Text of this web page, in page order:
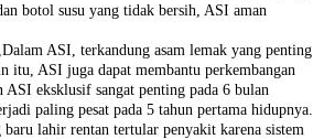
botol susu yang tidak bersih, ASI aman
ASI, terkandung asam lemak yang penting
itu, ASI juga dapat membantu perkembangan
eksklusif sangat penting pada 6 bulan
paling pesat pada 5 tahun pertama hidupnya.
lahir rentan tertular penyakit karena sistem